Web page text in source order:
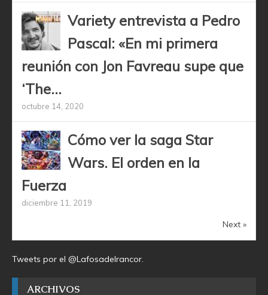
Variety entrevista a Pedro
Pascal: «En mi primera
reunión con Jon Favreau supe que
‘The...
octubre 14, 2020
Cómo ver la saga Star
Wars. El orden en la
Fuerza
diciembre 11, 2019
Next »
Tweets por el @Lafosadelrancor.
ARCHIVOS